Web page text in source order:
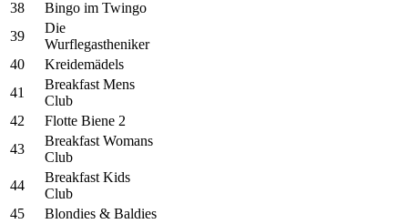
38
Bingo im Twingo
39
Die
Wurflegastheniker
40
Kreidemädels
41
Breakfast Mens
Club
42
Flotte Biene 2
43
Breakfast Womans
Club
44
Breakfast Kids
Club
45
Blondies & Baldies